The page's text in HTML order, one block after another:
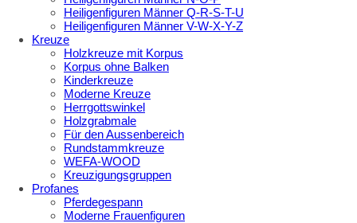
Heiligenfiguren Männer Q-R-S-T-U
Heiligenfiguren Männer V-W-X-Y-Z
Kreuze
Holzkreuze mit Korpus
Korpus ohne Balken
Kinderkreuze
Moderne Kreuze
Herrgottswinkel
Holzgrabmale
Für den Aussenbereich
Rundstammkreuze
WEFA-WOOD
Kreuzigungsgruppen
Profanes
Pferdegespann
Moderne Frauenfiguren